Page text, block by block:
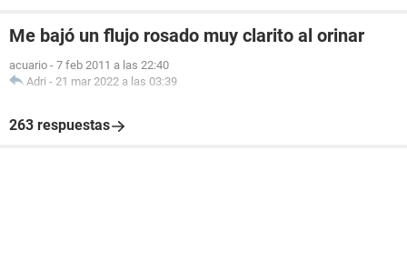
Me bajó un flujo rosado muy clarito al orinar
acuario - 7 feb 2011 a las 22:40
Adri - 21 mar 2022 a las 03:39
263 respuestas